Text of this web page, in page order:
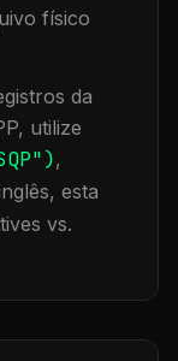
físico
da
utilize
"),
esta
vs.